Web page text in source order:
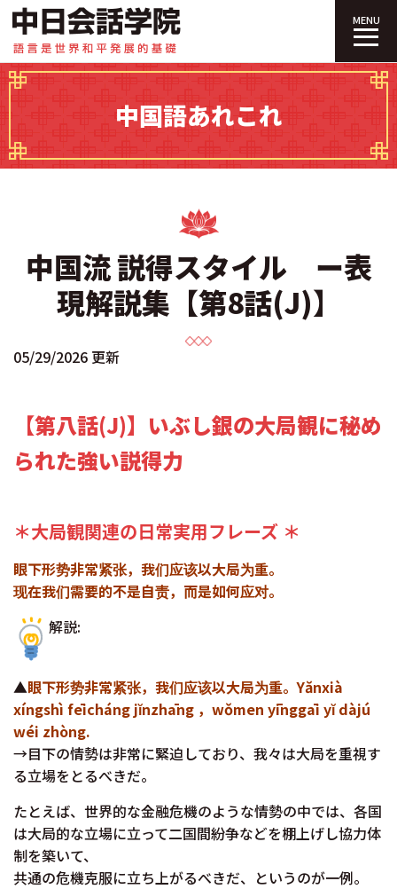
中日会話学院
MENU
中国語あれこれ
中国流 説得スタイル ー表
現解説集【第8話(J)】
05/29/2026 更新
【第八話(J)】いぶし銀の大局観に秘め
られた強い説得力
＊大局観関連の日常実用フレーズ ＊
眼下形势非常紧张，我们应该以大局为重。
现在我们需要的不是自责，而是如何应对。
解説:
▲眼下形势非常紧张，我们应该以大局为重。Yănxià
xíngshì fēicháng jĭnzhāng ，wǒmen yīnggāi yĭ dàjú
wéi zhòng.
→目下の情勢は非常に緊迫しており、我々は大局を重視す
る立場をとるべきだ。
たとえば、世界的な金融危機のような情勢の中では、各国
は大局的な立場に立って二国間紛争などを棚上げし協力体
制を築いて、
共通の危機克服に立ち上がるべきだ、というのが一例。